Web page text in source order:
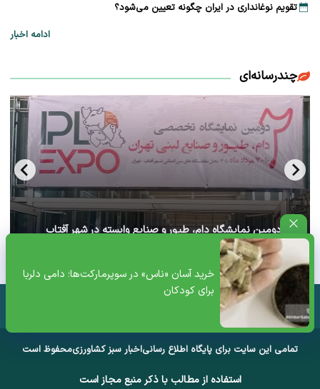
خرید آسان «ناس» در سوپرمارکت‌ها؛ دامی دلربا
برای کودکان
تقویم نوغانداری در ایران چگونه تعیین می‌شود؟
ادامه اخبار
چندرسانه‌ای
آغاز دومین نمایشگاه دام، طیور و صنایع وابسته در شهر آفتاب
تهران+ ویدئو
تمامی این سایت برای پایگاه اطلاع رسانیاخبار سبز کشاورزیمحفوظ است
استفاده از مطالب با ذکر منبع مجاز است